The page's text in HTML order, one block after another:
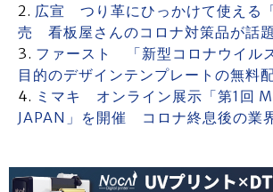
広宣 つり革にひっかけて使える
売 看板屋さんのコロナ対策品が話
ファースト 「新型コロナウイル
目的のデザインテンプレートの無料
ミマキ オンライン展示「第1回
JAPAN」を開催 コロナ終息後の業